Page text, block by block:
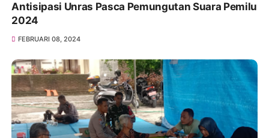
Antisipasi Unras Pasca Pemungutan Suara Pemilu
2024
FEBRUARI 08, 2024